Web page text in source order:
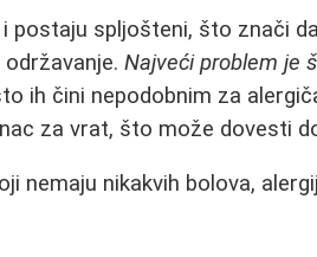
postaju spljošteni, što znači
održavanje.Najveći problem je
ih čini nepodobnim za
za vrat, što može dovesti
nemaju nikakvih bolova,